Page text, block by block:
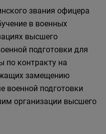
звания офицера
в военных
высшего
подготовки для
по контракту на
замещению
военной подготовки
организации высшего